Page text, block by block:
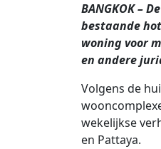
BANGKOK –
bestaande
woning voor
en andere
Volgens de
wekelijkse
en Pattaya.